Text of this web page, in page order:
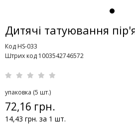
Дитячі татуювання
Код HS-033
Штрих код 1003542746572
упаковка (5 шт.)
72,16 грн.
14,43 грн. за 1 шт.